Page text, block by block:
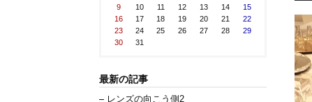
9
10 11 12 13 14
15
16
17 18 19 20 21
22
23
24 25 26 27 28
29
30
31
最新の記事
レンズの向こう側2